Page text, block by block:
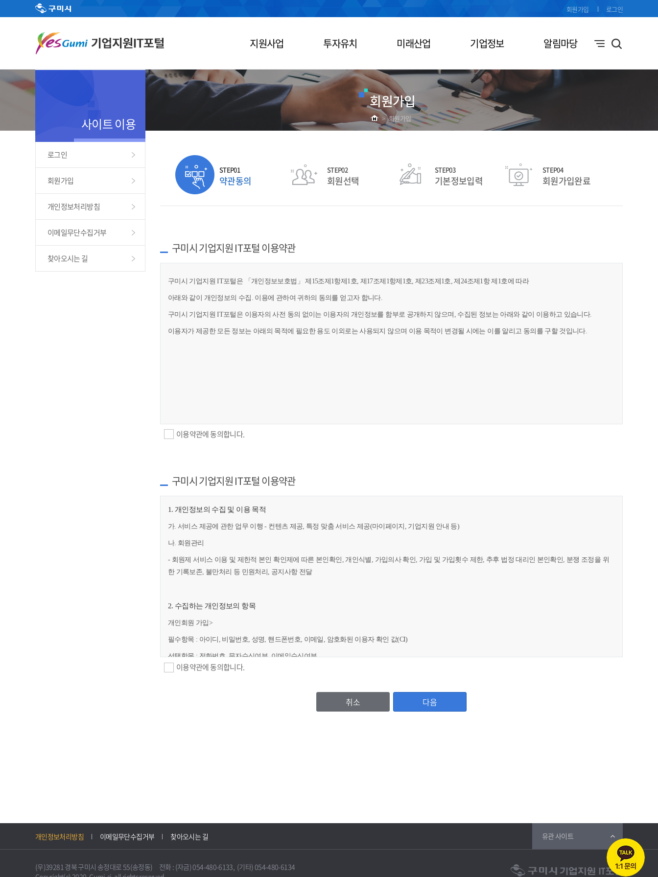
지원사업 투자유치 미래산업 기업정보 알림마당
회원가입 로그인
회원가입
> 회원가입
사이트 이용
로그인
회원가입
개인정보처리방침
이메일무단수집거부
찾아오시는 길
STEP01
약관동의
STEP02
회원선택
STEP03
기본정보입력
STEP04
회원가입완료
구미시 기업지원 IT포털 이용약관
구미시 기업지원 IT포털은 「개인정보보호법」 제15조제1항제1호, 제17조제1항제1호, 제23조제1호, 제24조제1항 제1호에 따라
아래와 같이 개인정보의 수집. 이용에 관하여 귀하의 동의를 얻고자 합니다.
구미시 기업지원 IT포털은 이용자의 사전 동의 없이는 이용자의 개인정보를 함부로 공개하지 않으며, 수집된 정보는 아래와 같이 이용하고 있습니다.
이용자가 제공한 모든 정보는 아래의 목적에 필요한 용도 이외로는 사용되지 않으며 이용 목적이 변경될 시에는 이를 알리고 동의를 구할 것입니다.
이용약관에 동의합니다.
구미시 기업지원 IT포털 이용약관
1. 개인정보의 수집 및 이용 목적
가. 서비스 제공에 관한 업무 이행 - 컨텐츠 제공, 특정 맞춤 서비스 제공(마이페이지, 기업지원 안내 등)
나. 회원관리
- 회원제 서비스 이용 및 제한적 본인 확인제에 따른 본인확인, 개인식별, 가입의사 확인, 가입 및 가입횟수 제한, 추후 법정 대리인 본인확인, 분쟁 조정을 위
한 기록보존, 불만처리 등 민원처리, 공지사항 전달
2. 수집하는 개인정보의 항목
개인회원 가입>
필수항목 : 아이디, 비밀번호, 성명, 핸드폰번호, 이메일, 암호화된 이용자 확인 값(CI)
선택항목 : 전화번호, 문자수신여부, 이메일수신여부
필수항목 : 사업자등록번호, (법인기업의 경우 법인등록번호), 기업명, 비밀번호, 대표자명, 주소, 사업자등록증, 담당자명, 담당자 직위, 담당자 휴대폰번호,
니다.
불필요하게 되었을 때에는 지체 없이 해당 개인정보를 파기합니다.
이용약관에 동의합니다.
취소 다음
개인정보처리방침 이메일무단수집거부 찾아오시는 길 유관 사이트
(우)39281 경북 구미시 송정대로 55(송정동) 전화 : (자금) 054-480-6133, (기타) 054-480-6134